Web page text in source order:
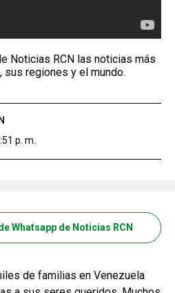
Noticias RCN las noticias más
regiones y el mundo.
p. m.
Whatsapp de Noticias RCN
de familias en Venezuela